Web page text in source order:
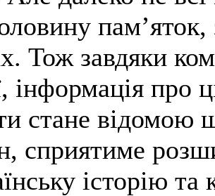
Тож завдяки
інформація про
стане відомою
сприятиме
історію та